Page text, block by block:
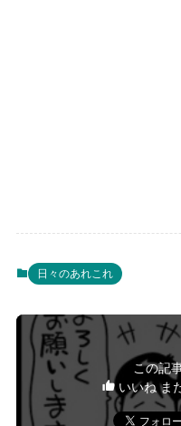
日々のあれこれ
この記
いいね ま